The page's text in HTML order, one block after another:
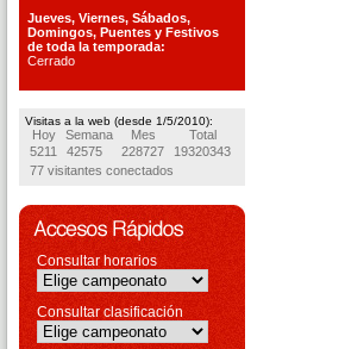
Jueves, Viernes, Sábados,
Domingos, Puentes y Festivos
de toda la temporada:
Cerrado
Visitas a la web (desde 1/5/2010):
Hoy Semana Mes
Total
5211
42575 228727
19320343
77 visitantes conectados
Consultar horarios
Consultar clasificación